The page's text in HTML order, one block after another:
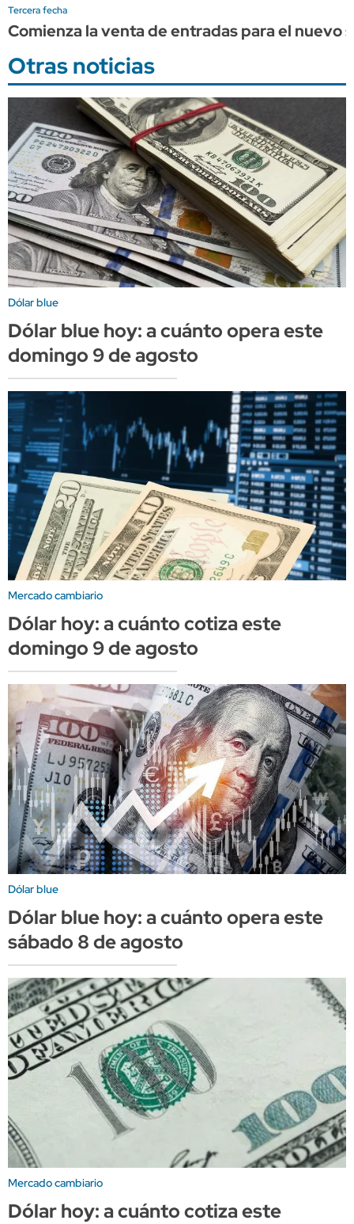
Tercera fecha
Comienza la venta de entradas para el
Otras noticias
Dólar blue
Dólar blue hoy: a cuánto opera este
domingo 9 de agosto
Mercado cambiario
Dólar hoy: a cuánto cotiza este
domingo 9 de agosto
Dólar blue
Dólar blue hoy: a cuánto opera este
sábado 8 de agosto
Mercado cambiario
Dólar hoy: a cuánto cotiza este